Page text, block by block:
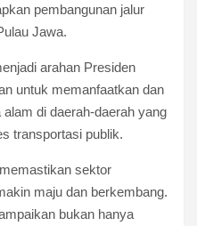
pembangunan jalur
Jawa.
arahan Presiden
untuk memanfaatkan dan
di daerah-daerah yang
transportasi publik.
sektor
maju dan berkembang.
bukan hanya